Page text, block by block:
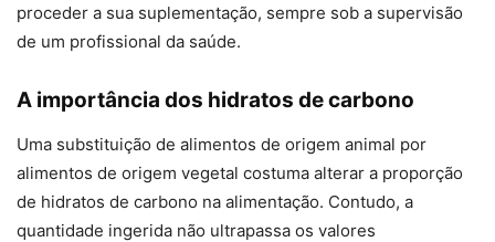
proceder a sua suplementação, sempre sob a supervisão
de um profissional da saúde.
A importância dos hidratos de carbono
Uma substituição de alimentos de origem animal por
alimentos de origem vegetal costuma alterar a proporção
de hidratos de carbono na alimentação. Contudo, a
quantidade ingerida não ultrapassa os valores